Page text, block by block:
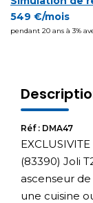
549 €/mois
pendant 20 ans à 3%
Réf : DMA47
(83390) Joli
ascenseur
une cuisine